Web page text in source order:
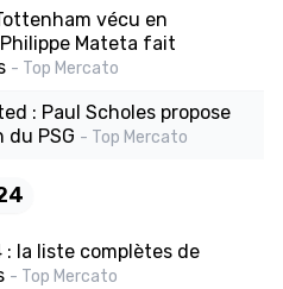
vécu en
Mateta fait
- Top Mercato
: Paul Scholes propose
du PSG - Top Mercato
: la liste complètes de
- Top Mercato